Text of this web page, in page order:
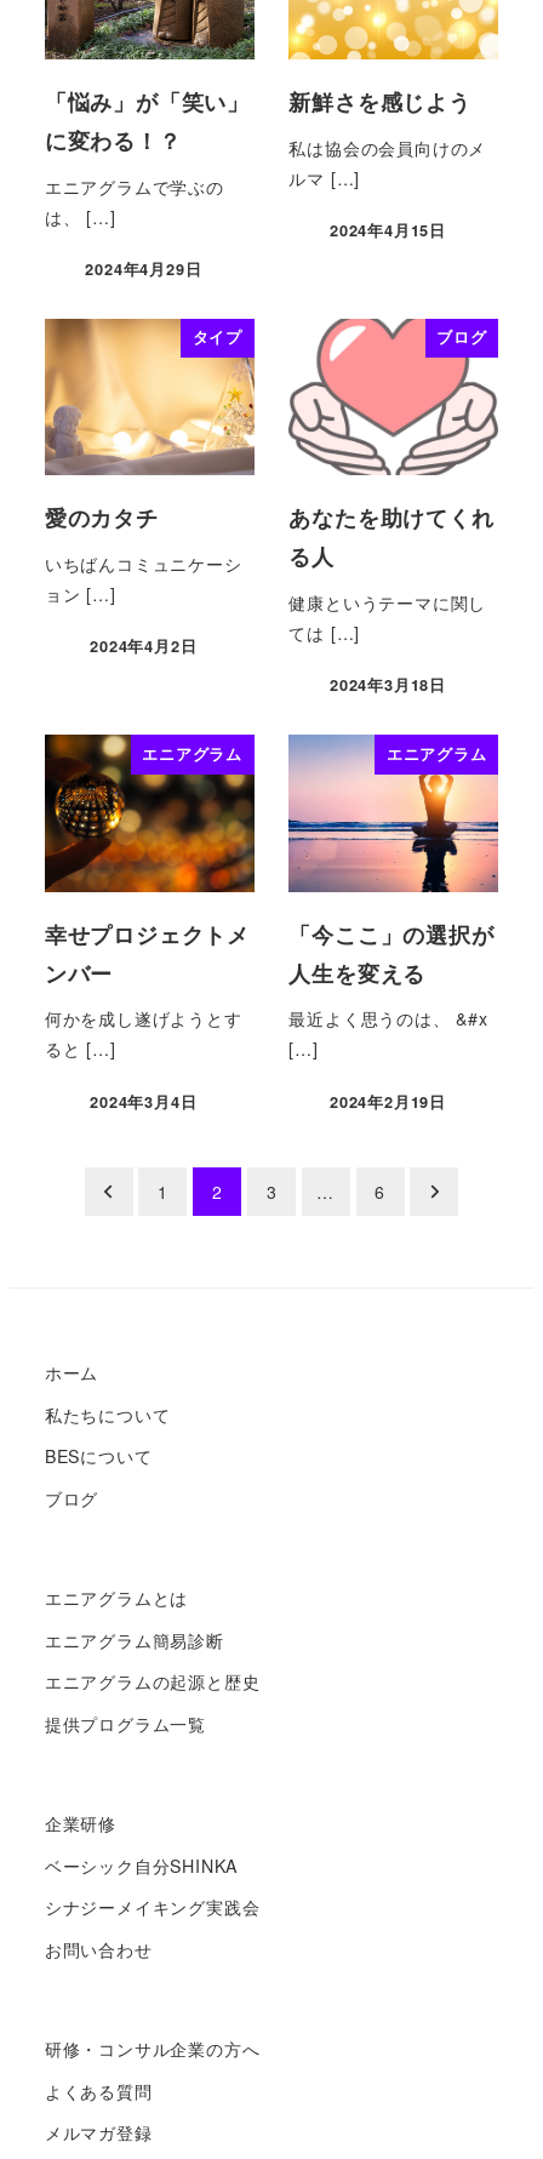
「悩み」が「笑い」
に変わる！？
エニアグラムで学ぶの
は、 […]
2024年4月29日
新鮮さを感じよう
私は協会の会員向けのメ
ルマ […]
2024年4月15日
タイプ
愛のカタチ
いちばんコミュニケーシ
ョン […]
2024年4月2日
ブログ
あなたを助けてくれ
る人
健康というテーマに関し
ては […]
2024年3月18日
エニアグラム
幸せプロジェクトメ
ンバー
何かを成し遂げようとす
ると […]
2024年3月4日
エニアグラム
「今ここ」の選択が
人生を変える
最近よく思うのは、 &#x
[…]
2024年2月19日
ー
ジ
送
1 2 3 … 6
ホーム
私たちについて
BESについて
ブログ
エニアグラムとは
エニアグラム簡易診断
エニアグラムの起源と歴史
提供プログラム一覧
企業研修
ベーシック自分SHINKA
シナジーメイキング実践会
お問い合わせ
研修・コンサル企業の方へ
よくある質問
メルマガ登録